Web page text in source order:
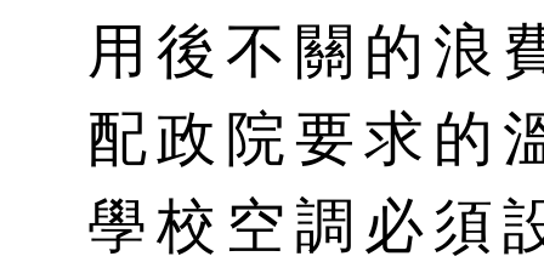
用後不關的浪
配政院要求的
學校空調必須